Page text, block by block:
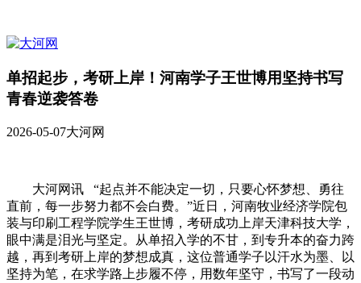
单招起步，考研上岸！河南学子王世博用坚持书写
青春逆袭答卷
2026-05-07大河网
大河网讯 “起点并不能决定一切，只要心怀梦想、勇往
直前，每一步努力都不会白费。”近日，河南牧业经济学院包
装与印刷工程学院学生王世博，考研成功上岸天津科技大学，
眼中满是泪光与坚定。从单招入学的不甘，到专升本的奋力跨
越，再到考研上岸的梦想成真，这位普通学子以汗水为墨、以
坚持为笔，在求学路上步履不停，用数年坚守，书写了一段动